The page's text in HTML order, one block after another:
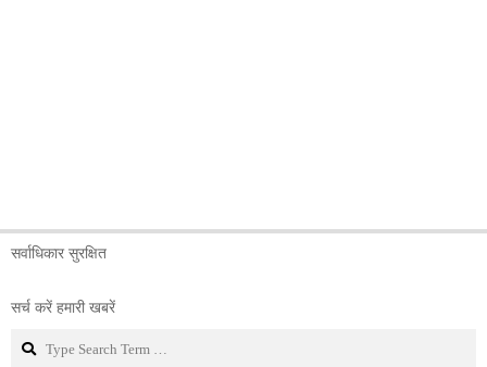
सर्वाधिकार सुरक्षित
सर्च करें हमारी खबरें